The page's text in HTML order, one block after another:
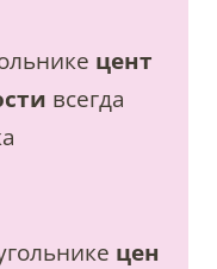
цент
всегда
цен